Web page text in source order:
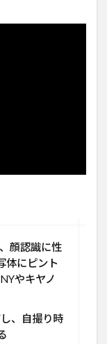
顔認識に性
体にピント
やキヤノ
、自撮り時